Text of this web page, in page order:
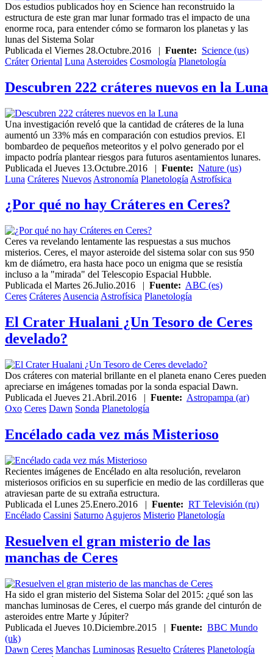
Dos estudios publicados hoy en Science han reconstruido la
estructura de este gran mar lunar formado tras el impacto de una
enorme roca, para entender cómo se formaron los planetas y las
lunas del Sistema Solar
Publicada el Viernes 28.Octubre.2016 | Fuente: Science (us)
Cráter Oriental Luna Asteroides Cosmología Planetología
Descubren 222 cráteres nuevos en la Luna
Una investigación reveló que la cantidad de cráteres de la luna
aumentó un 33% más en comparación con estudios previos. El
bombardeo de pequeños meteoritos y el polvo generado por el
impacto podría plantear riesgos para futuros asentamientos lunares.
Publicada el Jueves 13.Octubre.2016 | Fuente: Nature (us)
Luna Cráteres Nuevos Astronomía Planetología Astrofísica
¿Por qué no hay Cráteres en Ceres?
Ceres va revelando lentamente las respuestas a sus muchos
misterios. Ceres, el mayor asteroide del sistema solar con sus 950
km de diámetro, era hasta hace poco un enigma que se resistía
incluso a la "mirada" del Telescopio Espacial Hubble.
Publicada el Martes 26.Julio.2016 | Fuente: ABC (es)
Ceres Cráteres Ausencia Astrofísica Planetología
El Crater Hualani ¿Un Tesoro de Ceres
develado?
Dos cráteres con material brillante en el planeta enano Ceres pueden
apreciarse en imágenes tomadas por la sonda espacial Dawn.
Publicada el Jueves 21.Abril.2016 | Fuente: Astropampa (ar)
Oxo Ceres Dawn Sonda Planetología
Encélado cada vez más Misterioso
Recientes imágenes de Encélado en alta resolución, revelaron
misteriosos orificios en su superficie en medio de las cordilleras que
atraviesan parte de su extraña estructura.
Publicada el Lunes 25.Enero.2016 | Fuente: RT Televisión (ru)
Encélado Cassini Saturno Agujeros Misterio Planetología
Resuelven el gran misterio de las
manchas de Ceres
Ha sido el gran misterio del Sistema Solar del 2015: ¿qué son las
manchas luminosas de Ceres, el cuerpo más grande del cinturón de
asteroides entre Marte y Júpiter?
Publicada el Jueves 10.Diciembre.2015 | Fuente: BBC Mundo
(uk)
Dawn Ceres Manchas Luminosas Resuelto Cráteres Planetología